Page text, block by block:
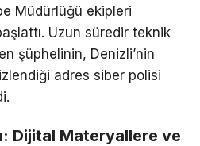
Müdürlüğü ekipleri
Uzun süredir teknik
şüphelinin, Denizli’nin
adres siber polisi
Dijital Materyallere ve